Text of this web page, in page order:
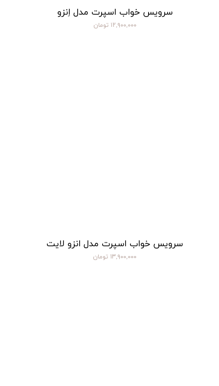
سرویس خواب اسپرت مدل اِنزو
۱۲,۹۰۰,۰۰۰ تومان
سرویس خواب اسپرت مدل انزو لایت
۱۳,۹۰۰,۰۰۰ تومان